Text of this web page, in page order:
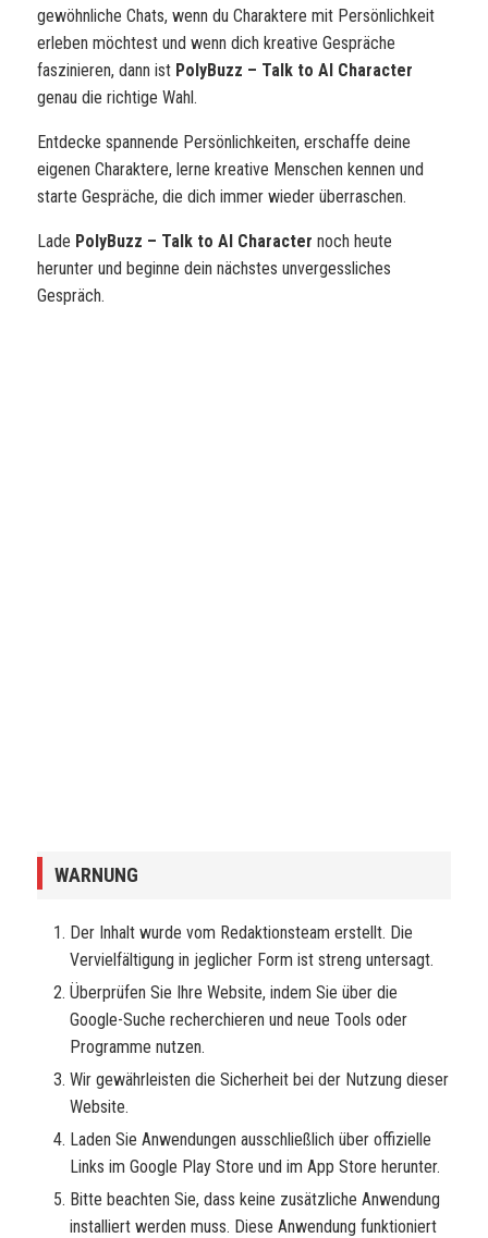
gewöhnliche Chats, wenn du Charaktere mit Persönlichkeit
erleben möchtest und wenn dich kreative Gespräche
faszinieren, dann ist PolyBuzz – Talk to AI Character
genau die richtige Wahl.
Entdecke spannende Persönlichkeiten, erschaffe deine
eigenen Charaktere, lerne kreative Menschen kennen und
starte Gespräche, die dich immer wieder überraschen.
Lade PolyBuzz – Talk to AI Character noch heute
herunter und beginne dein nächstes unvergessliches
Gespräch.
WARNUNG
Der Inhalt wurde vom Redaktionsteam erstellt. Die
Vervielfältigung in jeglicher Form ist streng untersagt.
Überprüfen Sie Ihre Website, indem Sie über die
Google-Suche recherchieren und neue Tools oder
Programme nutzen.
Wir gewährleisten die Sicherheit bei der Nutzung dieser
Website.
Laden Sie Anwendungen ausschließlich über offizielle
Links im Google Play Store und im App Store herunter.
Bitte beachten Sie, dass keine zusätzliche Anwendung
installiert werden muss. Diese Anwendung funktioniert